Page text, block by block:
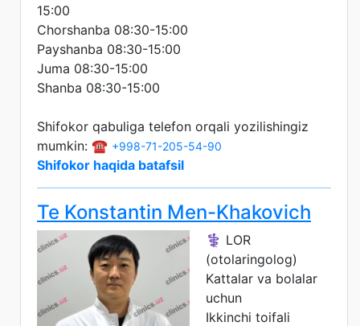
15:00
Chorshanba 08:30-15:00
Payshanba 08:30-15:00
Juma 08:30-15:00
Shanba 08:30-15:00
Shifokor qabuliga telefon orqali yozilishingiz
mumkin: ☎️ +998-71-205-54-90
Shifokor haqida batafsil
Te Konstantin Men-Khakovich
⚕️ LOR
(otolaringolog)
Kattalar va bolalar
uchun
Ikkinchi toifali